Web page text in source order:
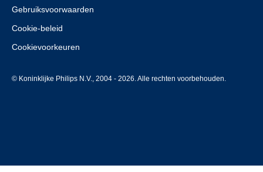
Gebruiksvoorwaarden
Cookie-beleid
Cookievoorkeuren
© Koninklijke Philips N.V., 2004 - 2026. Alle rechten voorbehouden.